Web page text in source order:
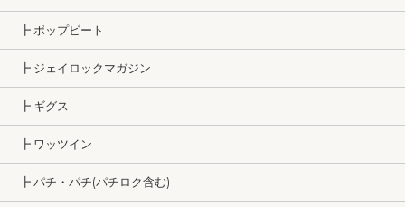
┣ ポップビート
┣ ジェイロックマガジン
┣ ギグス
┣ ワッツイン
┣ パチ・パチ(パチロク含む)